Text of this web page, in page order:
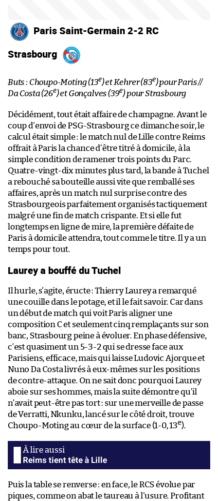
Paris Saint-Germain 2-2 RC
Strasbourg
Buts : Choupo-Moting (13e) et Kehrer (83e) pour Paris //
Da Costa (26e) et Gonçalves (39e) pour Strasbourg
Décidément, tout était affaire de champagne. Avant le
coup d’envoi de PSG-Strasbourg ce dimanche soir, le
calcul était simple : le match nul de Lille contre Reims
offrait à Paris la chance d’être titré à domicile, à la
simple condition de ramener trois points du Parc.
Quatre-vingt-dix minutes plus tard, la bande à Tuchel
a rebouché sa bouteille aussi vite que remballé ses
affaires, après un match nul surprise contre des
Strasbourgeois parfaitement organisés tactiquement
malgré une fin de match crispante. Et si elle fut
longtemps en ligne de mire, la première défaite de
Paris à domicile attendra, tout comme le titre. Il y a un
temps pour tout.
Laurey a bouffé du Tuchel
Il hurle, s’agite, éructe : Thierry Laurey a remarqué
une couille dans le potage, et il le fait savoir. Car dans
un début de match qui voit Paris aligner une
composition C et seulement cinq remplaçants sur son
banc, Strasbourg peine à évoluer. En phase défensive,
c’est quasiment un 5-3-2 qui se dresse face aux
Parisiens, efficace, mais qui laisse Ludovic Ajorque et
Nuno Da Costa livrés à eux-mêmes sur les positions
de contre-attaque. On ne sait donc pourquoi Laurey
aboie sur ses hommes, mais la suite démontre qu’il
n’avait peut-être pas tort : sur une merveille de passe
de Verratti, Nkunku, lancé sur le côté droit, trouve
Choupo-Moting au cœur de la surface (1-0, 13e).
Reims tient tête à Lille
Puis la table se renverse : en face, le RCS évolue par
piques, comme on abat le taureau à l’usure. Profitant